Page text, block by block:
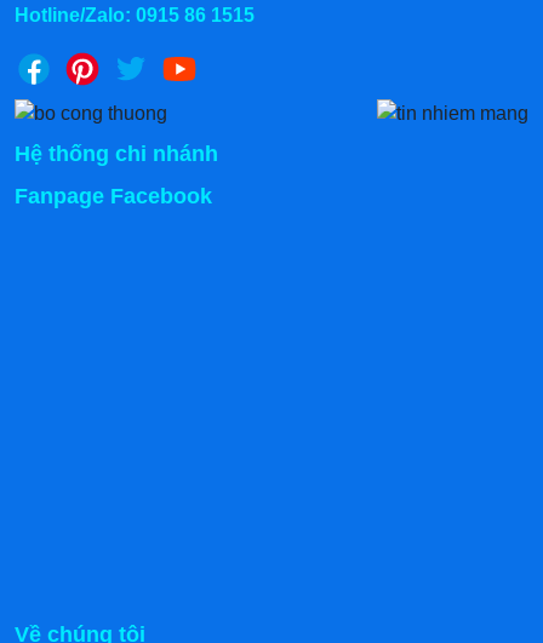
Hotline/Zalo: 0915 86 1515
Hệ thống chi nhánh
Fanpage Facebook
Về chúng tôi